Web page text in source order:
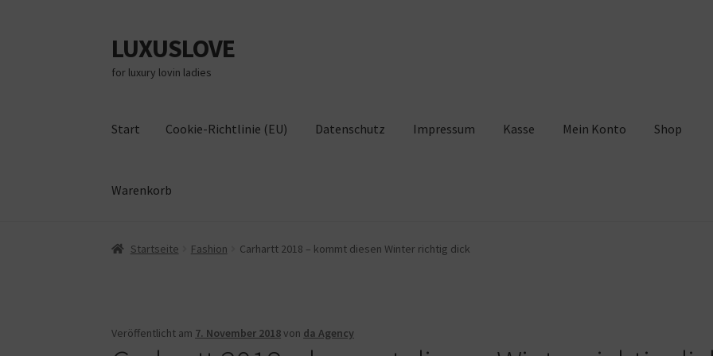
Zur
Navigation
springen
Zum
Inhalt
springen
LUXUSLOVE
for luxury lovin ladies
Start Cookie-Richtlinie (EU) Datenschutz Impressum Kasse Mein Konto Shop
Warenkorb
Start Cookie-Richtlinie (EU) Datenschutz Impressum Kasse Mein Konto
Startseite Fashion Carhartt 2018 – kommt diesen Winter richtig dick
Veröffentlicht am 7. November 2018von da Agency